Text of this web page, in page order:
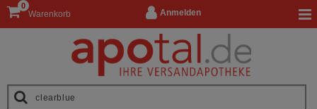
Anmelden
Warenkorb
0